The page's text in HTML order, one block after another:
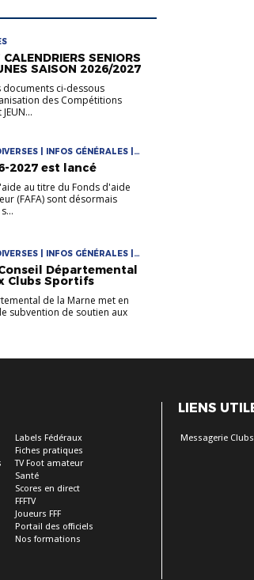
SENIORS
SAISON 2026/2027
documents ci-dessous
des Compétitions
JEUN...
| INFOS GÉNÉRALES |
2027 est lancé
au titre du Fonds d'aide
(FAFA) sont désormais
| INFOS GÉNÉRALES |
Départemental
Clubs Sportifs
de la Marne met en
subvention de soutien aux
Labels Fédéraux
Fiches pratiques
TV Foot amateur
Santé
Scores en direct
FFFTV
Joueurs FFF
Portail des officiels
Nos formations
LIENS
Messagerie Clubs